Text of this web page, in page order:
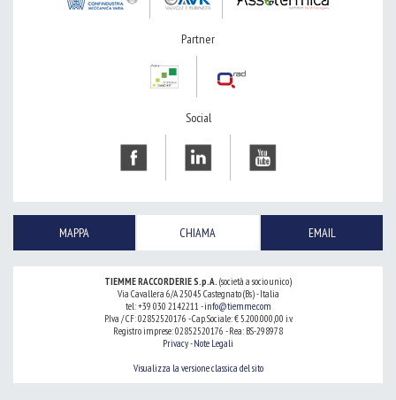
Partner
Social
MAPPA CHIAMA EMAIL
TIEMME RACCORDERIE S.p.A. (società a socio unico)
Via Cavallera 6/A 25045 Castegnato (Bs) - Italia
tel: +39 030 2142211 -info@tiemme.com
P.Iva / CF: 02852520176 - Cap. Sociale: € 5.200.000,00 i.v.
Registro imprese: 02852520176 - Rea: BS-298978
Privacy-Note Legali
Visualizza la versione classica del sito